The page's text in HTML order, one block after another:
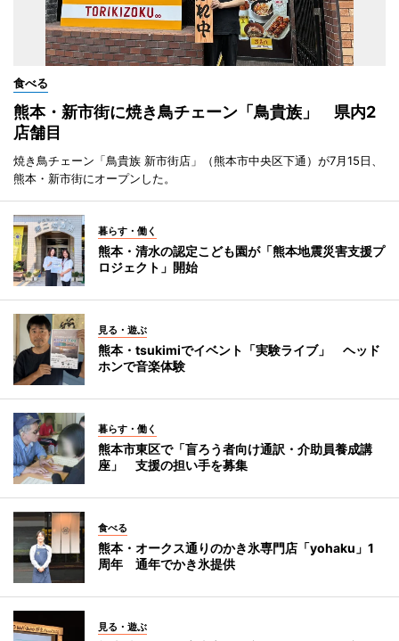
食べる
熊本・新市街に焼き鳥チェーン「鳥貴族」 県内2
店舗目
焼き鳥チェーン「鳥貴族 新市街店」（熊本市中央区下通）が7月15日、
熊本・新市街にオープンした。
暮らす・働く
熊本・清水の認定こども園が「熊本地震災害支援プ
ロジェクト」開始
見る・遊ぶ
熊本・tsukimiでイベント「実験ライブ」 ヘッド
ホンで音楽体験
暮らす・働く
熊本市東区で「盲ろう者向け通訳・介助員養成講
座」 支援の担い手を募集
食べる
熊本・オークス通りのかき氷専門店「yohaku」1
周年 通年でかき氷提供
見る・遊ぶ